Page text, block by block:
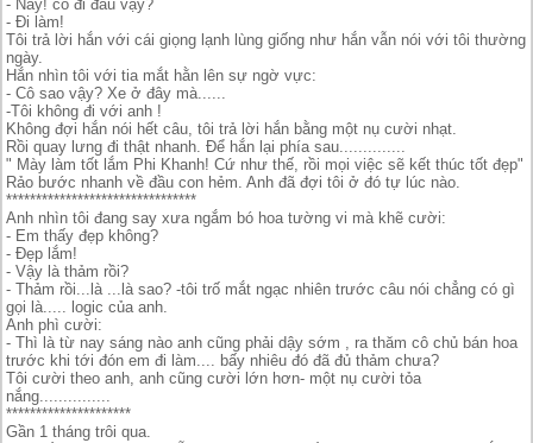
- Này! cô đi đâu vậy?
- Đi làm!
Tôi trả lời hắn với cái giọng lạnh lùng giống như hắn vẫn nói với tôi thường
ngày.
Hắn nhìn tôi với tia mắt hằn lên sự ngờ vực:
- Cô sao vậy? Xe ở đây mà......
-Tôi không đi với anh !
Không đợi hắn nói hết câu, tôi trả lời hắn bằng một nụ cười nhạt.
Rồi quay lưng đi thật nhanh. Để hắn lại phía sau..............
" Mày làm tốt lắm Phi Khanh! Cứ như thế, rồi mọi việc sẽ kết thúc tốt đẹp"
Rảo bước nhanh về đầu con hẻm. Anh đã đợi tôi ở đó tự lúc nào.
********************************
Anh nhìn tôi đang say xưa ngắm bó hoa tường vi mà khẽ cười:
- Em thấy đẹp không?
- Đẹp lắm!
- Vậy là thảm rồi?
- Thảm rồi...là ...là sao? -tôi trố mắt ngạc nhiên trước câu nói chẳng có gì
gọi là..... logic của anh.
Anh phì cười:
- Thì là từ nay sáng nào anh cũng phải dậy sớm , ra thăm cô chủ bán hoa
trước khi tới đón em đi làm.... bấy nhiêu đó đã đủ thảm chưa?
Tôi cười theo anh, anh cũng cười lớn hơn- một nụ cười tỏa
nắng...............
*********************
Gần 1 tháng trôi qua.